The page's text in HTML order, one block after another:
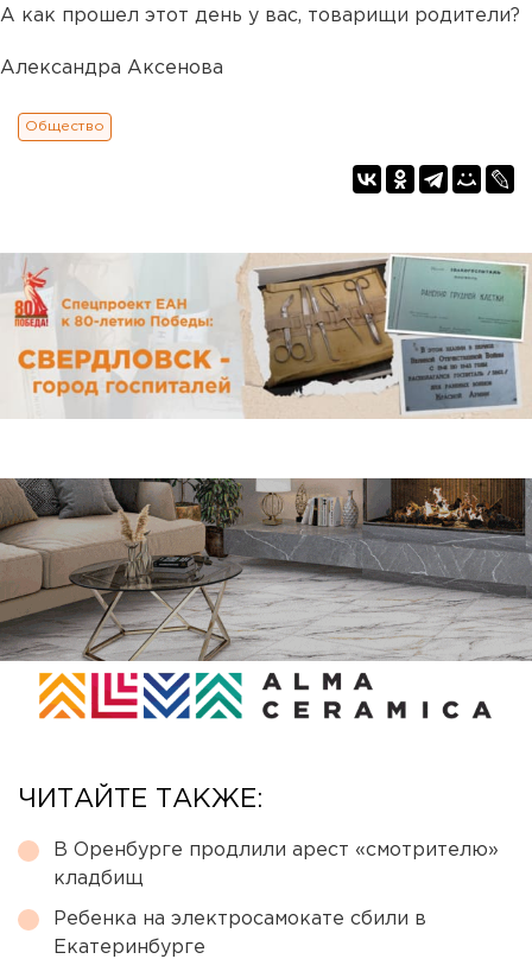
А как прошел этот день у вас, товарищи родители?
Александра Аксенова
Общество
ЧИТАЙТЕ ТАКЖЕ:
В Оренбурге продлили арест «смотрителю»
кладбищ
Ребенка на электросамокате сбили в
Екатеринбурге